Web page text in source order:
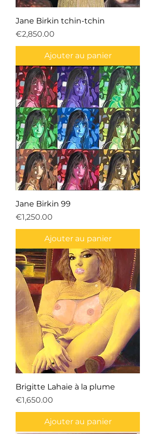
Jane Birkin tchin-tchin
Prix
€2,850.00
Ajouter au panier
Jane Birkin 99
Prix
€1,250.00
Ajouter au panier
Brigitte Lahaie à la plume
Prix
€1,650.00
Ajouter au panier